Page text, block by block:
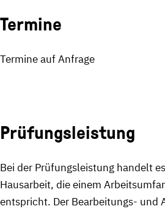
Termine
Termine auf Anfrage
Prüfungsleistung
Bei der Prüfungsleistung handelt
Hausarbeit, die einem
entspricht. Der Bearbeitungs- und